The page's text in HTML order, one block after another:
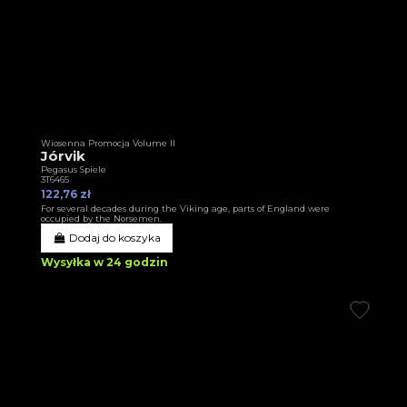
Wiosenna Promocja Volume II
Jórvik
Pegasus Spiele
3T6465
122,76 zł
For several decades during the Viking age, parts of England were
occupied by the Norsemen.
Dodaj do koszyka
Wysyłka w 24 godzin